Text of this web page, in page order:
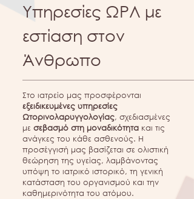
Υπηρεσίες ΩΡΛ με
εστίαση στον
Άνθρωπο
Στο ιατρείο μας προσφέρονται
εξειδικευμένες υπηρεσίες
Ωτορινολαρυγγολογίας, σχεδιασμένες
με σεβασμό στη μοναδικότητα και τις
ανάγκες του κάθε ασθενούς. Η
προσέγγισή μας βασίζεται σε ολιστική
θεώρηση της υγείας, λαμβάνοντας
υπόψη το ιατρικό ιστορικό, τη γενική
κατάσταση του οργανισμού και την
καθημερινότητα του ατόμου.